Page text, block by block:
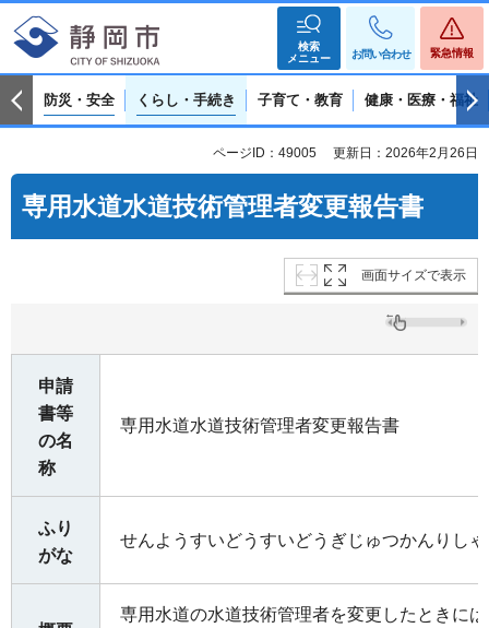
検索
メニュー
お問い合わせ 緊急情報
防災・安全 くらし・手続き 子育て・教育 健康・医療・福祉
ページID：49005 更新日：2026年2月26日
専用水道水道技術管理者変更報告書
画面サイズで表示
申請
書等
の名
称
専用水道水道技術管理者変更報告書
ふり
がな
せんようすいどうすいどうぎじゅつかんりし
専用水道の水道技術管理者を変更したときに